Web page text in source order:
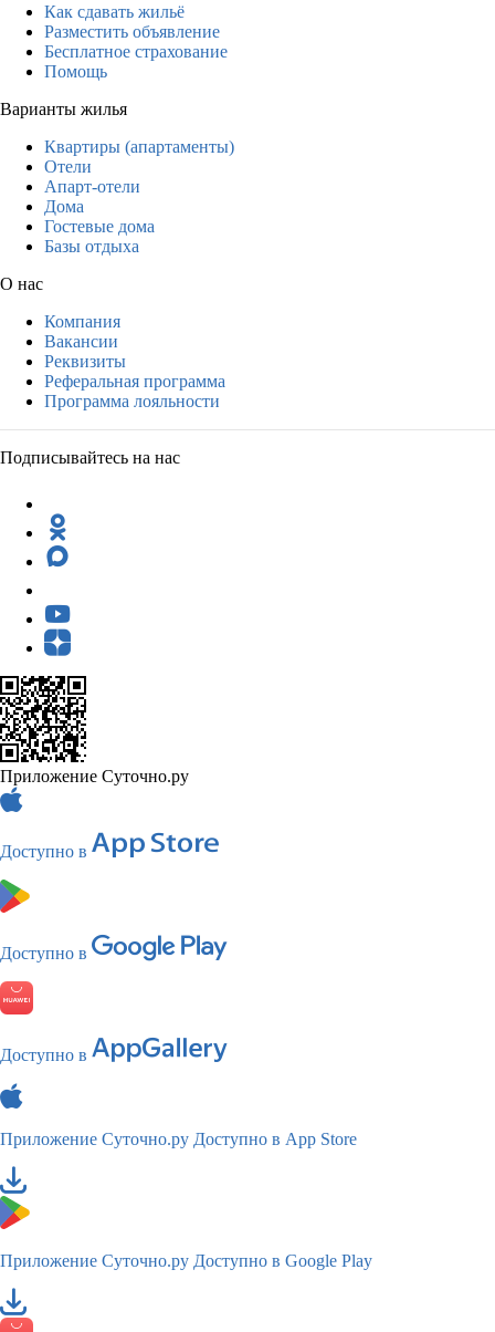
Как сдавать жильё
Разместить объявление
Бесплатное страхование
Помощь
Варианты жилья
Квартиры (апартаменты)
Отели
Апарт-отели
Дома
Гостевые дома
Базы отдыха
О нас
Компания
Вакансии
Реквизиты
Реферальная программа
Программа лояльности
Подписывайтесь на нас
Приложение Суточно.ру
Доступно в
Доступно в
Доступно в
Приложение Суточно.ру Доступно в App Store
Приложение Суточно.ру Доступно в Google Play